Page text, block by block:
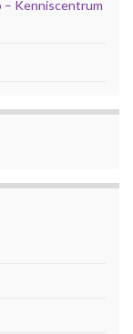
– Kenniscentrum